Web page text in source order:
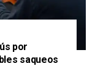
por
saqueos